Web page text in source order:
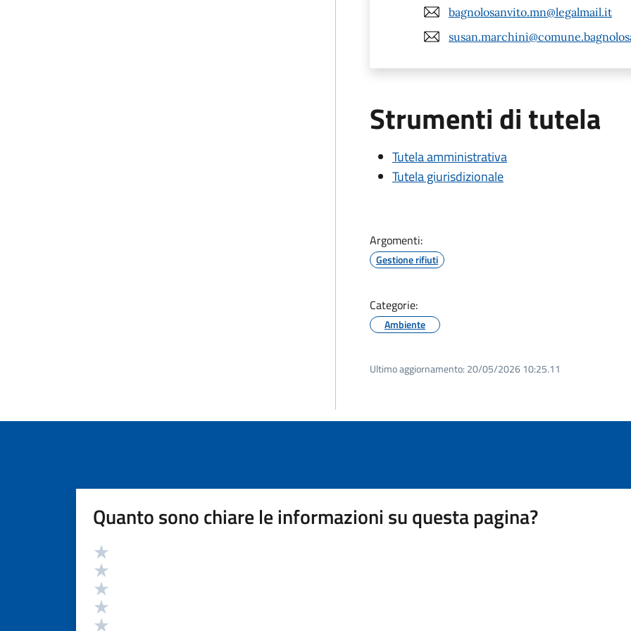
bagnolosanvito.mn@legalmail.it
Strumenti di tutela
Tutela amministrativa
Tutela giurisdizionale
Argomenti:
Gestione rifiuti
Categorie:
Ambiente
Ultimo aggiornamento: 20/05/2026 10:25.11
Quanto sono chiare le informazioni su questa pagina?
Valutazione